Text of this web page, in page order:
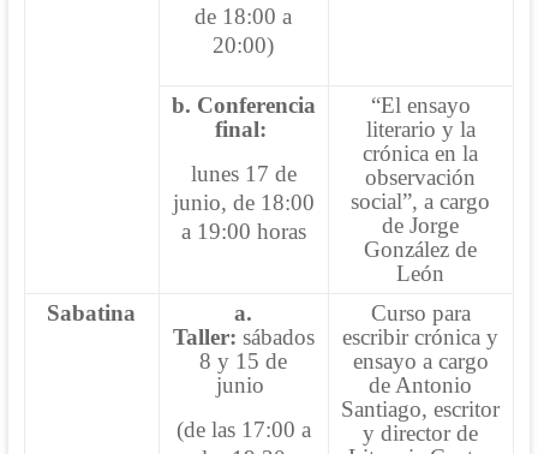
de 18:00 a
20:00)
b. Conferencia
final:
lunes 17 de
junio, de 18:00
a 19:00 horas
“El ensayo
literario y la
crónica en la
observación
social”, a cargo
de Jorge
González de
León
Sabatina
a.
Taller: sábados
8 y 15 de
junio
(de las 17:00 a
Curso para
escribir crónica y
ensayo a cargo
de Antonio
Santiago, escritor
y director de